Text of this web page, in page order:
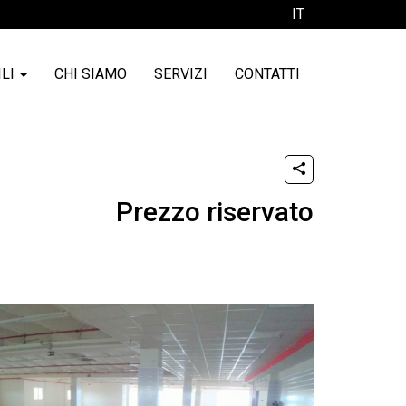
IT
CHI SIAMO SERVIZI CONTATTI
Prezzo riservato